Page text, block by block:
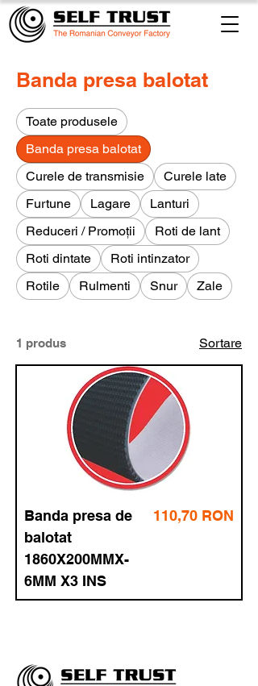
Banda presa balotat
Toate produsele
Banda presa balotat
Curele de transmisie
Curele late
Furtune
Lagare
Lanturi
Reduceri / Promoții
Roti de lant
Roti dintate
Roti intinzator
Rotile
Rulmenti Snur Zale
1 produs Sortare
Banda presa de
balotat
1860X200MMX-
6MM X3 INS
Preț
110,70 RON